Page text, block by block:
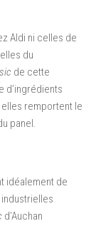
Aldi ni celles de
du
de cette
d’ingrédients
elles remportent le
panel.
idéalement de
d’Auchan